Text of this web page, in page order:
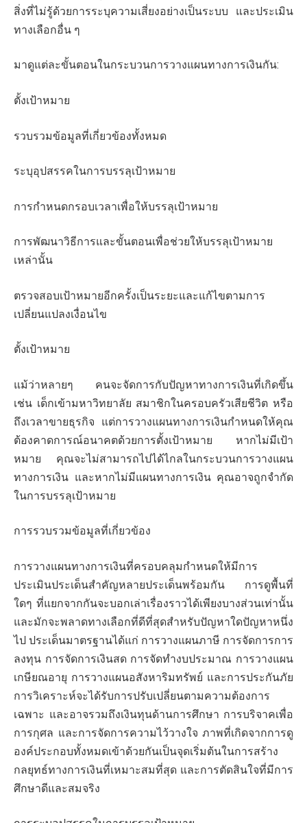
สิ่งที่ไม่รู้ด้วยการระบุความเสี่ยงอย่างเป็นระบบ และประเมิน
ทางเลือกอื่น ๆ
มาดูแต่ละขั้นตอนในกระบวนการวางแผนทางการเงินกัน:
ตั้งเป้าหมาย
รวบรวมข้อมูลที่เกี่ยวข้องทั้งหมด
ระบุอุปสรรคในการบรรลุเป้าหมาย
การกำหนดกรอบเวลาเพื่อให้บรรลุเป้าหมาย
การพัฒนาวิธีการและขั้นตอนเพื่อช่วยให้บรรลุเป้าหมาย
เหล่านั้น
ตรวจสอบเป้าหมายอีกครั้งเป็นระยะและแก้ไขตามการ
เปลี่ยนแปลงเงื่อนไข
ตั้งเป้าหมาย
แม้ว่าหลายๆ คนจะจัดการกับปัญหาทางการเงินที่เกิดขึ้น
เช่น เด็กเข้ามหาวิทยาลัย สมาชิกในครอบครัวเสียชีวิต หรือ
ถึงเวลาขายธุรกิจ แต่การวางแผนทางการเงินกำหนดให้คุณ
ต้องคาดการณ์อนาคตด้วยการตั้งเป้าหมาย หากไม่มีเป้า
หมาย คุณจะไม่สามารถไปได้ไกลในกระบวนการวางแผน
ทางการเงิน และหากไม่มีแผนทางการเงิน คุณอาจถูกจำกัด
ในการบรรลุเป้าหมาย
การรวบรวมข้อมูลที่เกี่ยวข้อง
การวางแผนทางการเงินที่ครอบคลุมกำหนดให้มีการ
ประเมินประเด็นสำคัญหลายประเด็นพร้อมกัน การดูพื้นที่
ใดๆ ที่แยกจากกันจะบอกเล่าเรื่องราวได้เพียงบางส่วนเท่านั้น
และมักจะพลาดทางเลือกที่ดีที่สุดสำหรับปัญหาใดปัญหาหนึ่ง
ไป ประเด็นมาตรฐานได้แก่ การวางแผนภาษี การจัดการการ
ลงทุน การจัดการเงินสด การจัดทำงบประมาณ การวางแผน
เกษียณอายุ การวางแผนอสังหาริมทรัพย์ และการประกันภัย
การวิเคราะห์จะได้รับการปรับเปลี่ยนตามความต้องการ
เฉพาะ และอาจรวมถึงเงินทุนด้านการศึกษา การบริจาคเพื่อ
การกุศล และการจัดการความไว้วางใจ ภาพที่เกิดจากการดู
องค์ประกอบทั้งหมดเข้าด้วยกันเป็นจุดเริ่มต้นในการสร้าง
กลยุทธ์ทางการเงินที่เหมาะสมที่สุด และการตัดสินใจที่มีการ
ศึกษาดีและสมจริง